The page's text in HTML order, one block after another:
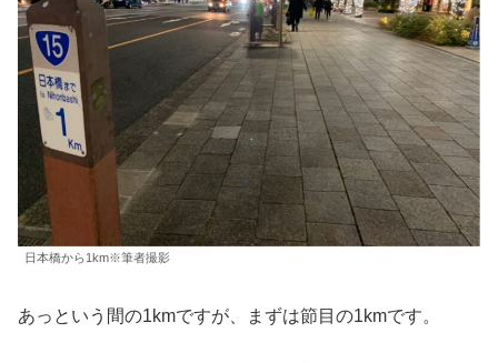
日本橋から1km※筆者撮影
あっという間の1kmですが、まずは節目の1kmです。